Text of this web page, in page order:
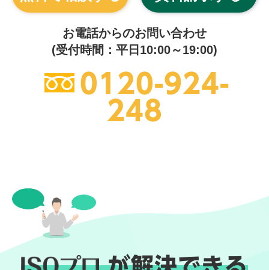
お電話からのお問い合わせ
(受付時間：平日10:00～19:00)
0120-924-
248